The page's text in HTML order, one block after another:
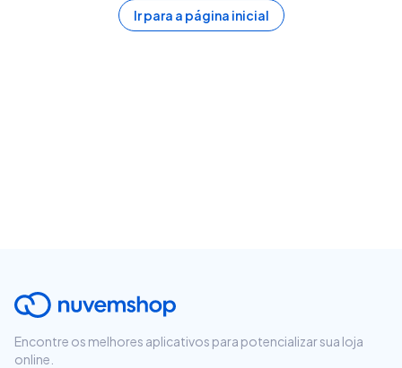
Ir para a página inicial
Encontre os melhores aplicativos para potencializar sua loja
online.